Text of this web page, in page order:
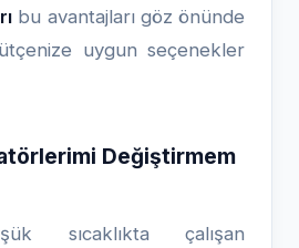
bu avantajları göz önünde
uygun seçenekler
Değiştirmem
sıcaklıkta çalışan